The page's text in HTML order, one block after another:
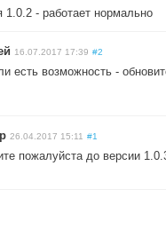
1.0.2 - работает нормально
16.07.2017 17:39 #2
есть возможность -
26.04.2017 15:11 #1
пожалуйста до версии